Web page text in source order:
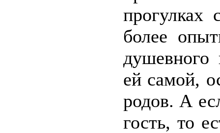
более
душевного
ей самой,
родов. А
гость, то